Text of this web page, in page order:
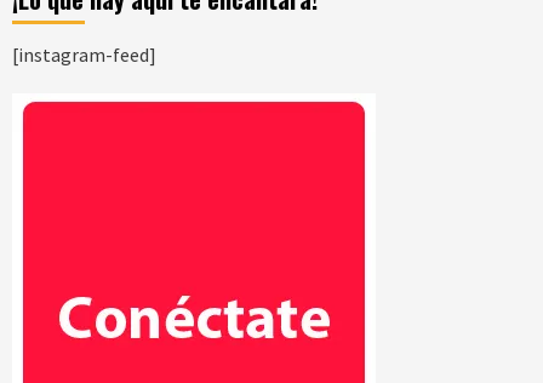
[instagram-feed]